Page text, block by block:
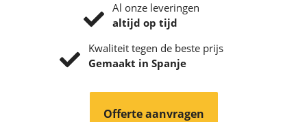
Al onze leveringen
altijd op tijd
Kwaliteit tegen de beste prijs
Gemaakt in Spanje
Offerte aanvragen